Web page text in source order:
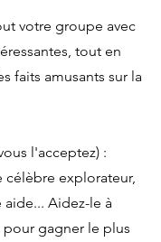
votre groupe avec
tout en
faits amusants sur la
l'acceptez) :
célèbre explorateur,
Aidez-le à
gagner le plus